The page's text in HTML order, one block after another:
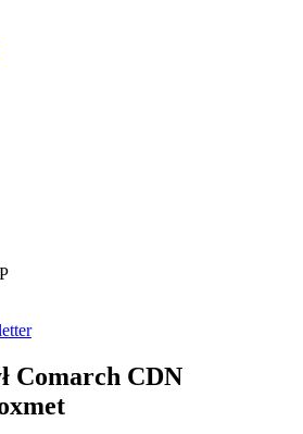
Comarch CDN